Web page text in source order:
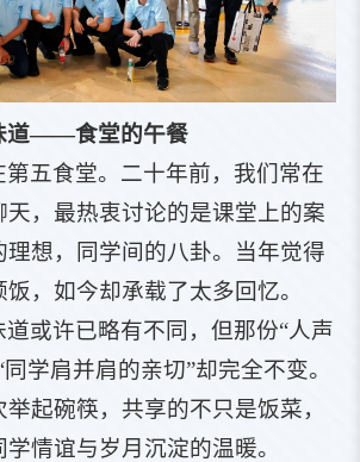
道——食堂的午餐
第五食堂。二十年前，我们常在
天，最热衷讨论的是课堂上的案
理想，同学间的八卦。当年觉得
，如今却承载了太多回忆。
道或许已略有不同，但那份“人声
学肩并肩的亲切”却完全不变。
起碗筷，共享的不只是饭菜，
情谊与岁月沉淀的温暖。